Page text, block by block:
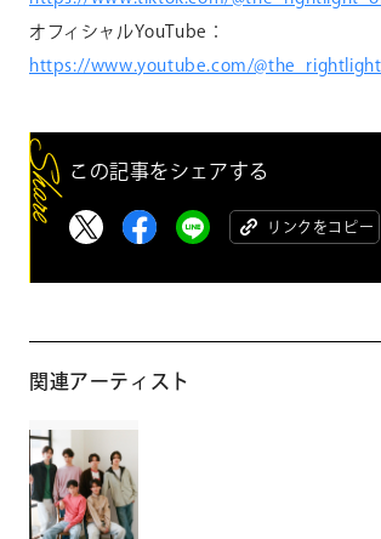
オフィシャルYouTube ：
https://www.youtube.com/
この記事をシェアする
リンクをコピー
関連アーティスト